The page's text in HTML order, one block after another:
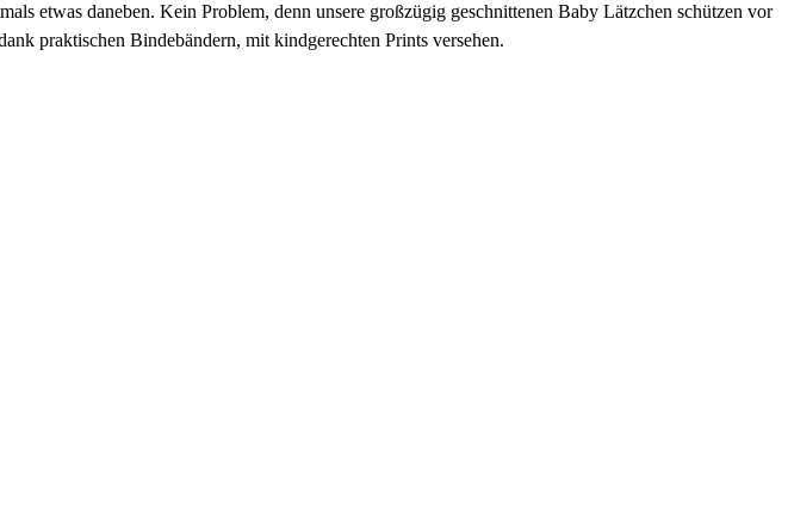
etwas daneben. Kein Problem, denn unsere großzügig geschnittenen Baby Lätzchen schützen vor
praktischen Bindebändern, mit kindgerechten Prints versehen.